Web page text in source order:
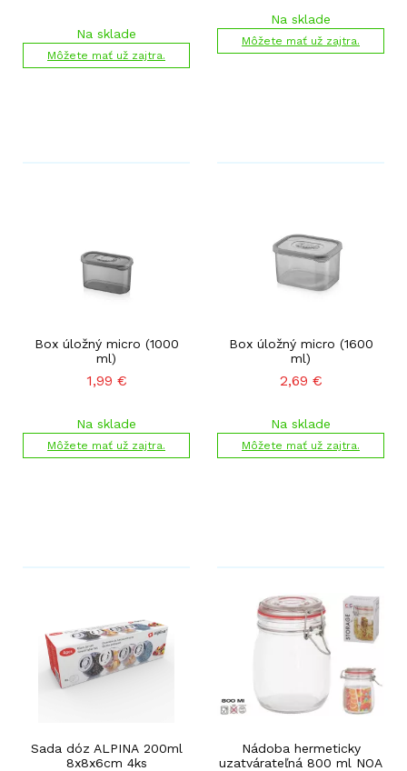
Na sklade
Môžete mať už zajtra.
Na sklade
Môžete mať už zajtra.
Box úložný micro (1000
ml)
1,99 €
Na sklade
Môžete mať už zajtra.
Box úložný micro (1600
ml)
2,69 €
Na sklade
Môžete mať už zajtra.
Sada dóz ALPINA 200ml
8x8x6cm 4ks
Nádoba hermeticky
uzatvárateľná 800 ml NOA